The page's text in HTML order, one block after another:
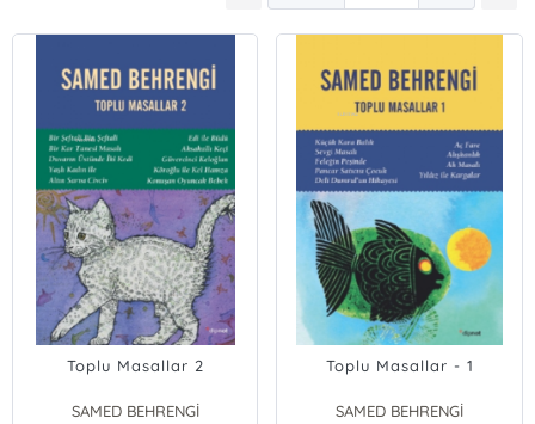
Toplu Masallar 2
SAMED BEHRENGİ
Toplu Masallar - 1
SAMED BEHRENGİ